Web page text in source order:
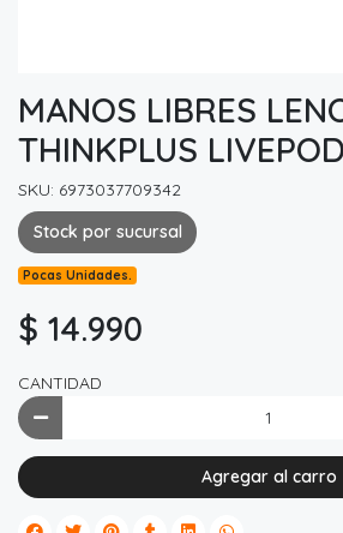
MANOS LIBRES
THINKPLUS
SKU: 6973037709342
Stock por sucursal
Pocas Unidades.
$ 14.990
CANTIDAD
Agregar al carro